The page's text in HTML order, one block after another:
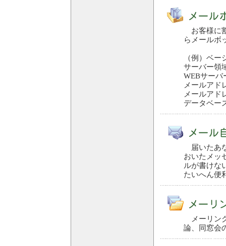
お客様に
らメールボ
（例）ベー
サーバー領
WEBサーバ
メールアド
メールアド
データベー
届いたあ
おいたメッ
ルが書けな
たいへん便
メーリン
論、同窓会